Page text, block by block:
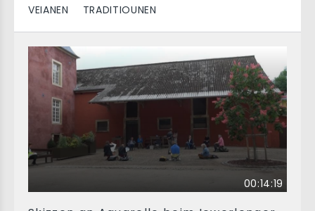
VEIANEN TRADITIOUNEN
00:14:19